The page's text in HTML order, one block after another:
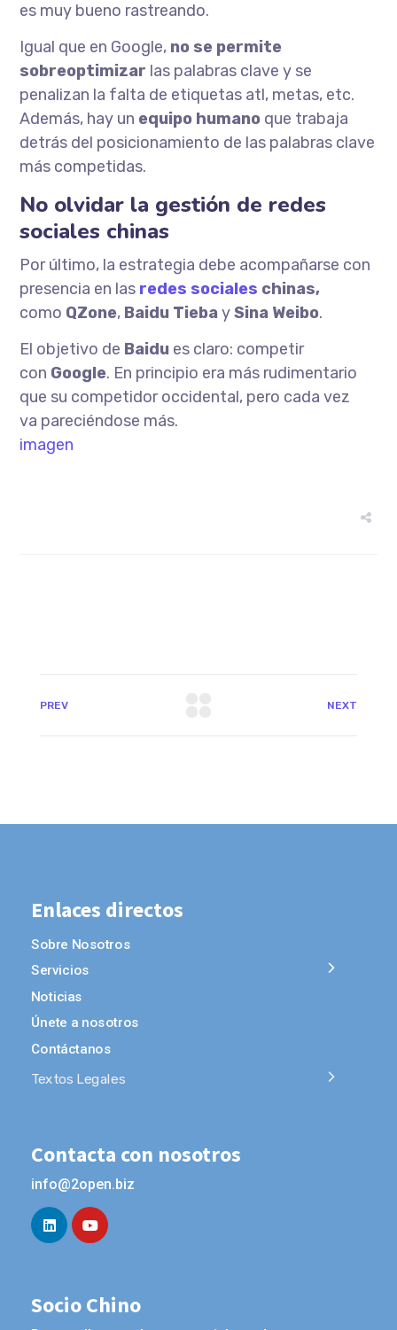
es muy bueno rastreando.
Igual que en Google, no se permite
sobreoptimizar las palabras clave y se
penalizan la falta de etiquetas atl, metas, etc.
Además, hay un equipo humano que trabaja
detrás del posicionamiento de las palabras clave
más competidas.
No olvidar la gestión de redes
sociales chinas
Por último, la estrategia debe acompañarse con
presencia en las redes sociales chinas,
como QZone, Baidu TiebaySina Weibo.
El objetivo de Baidu es claro: competir
con Google. En principio era más rudimentario
que su competidor occidental, pero cada vez
va pareciéndose más.
imagen
PREV NEXT
Enlaces directos
Sobre Nosotros
Servicios
Noticias
Únete a nosotros
Contáctanos
Textos Legales
Contacta con nosotros
info@2open.biz
Socio Chino